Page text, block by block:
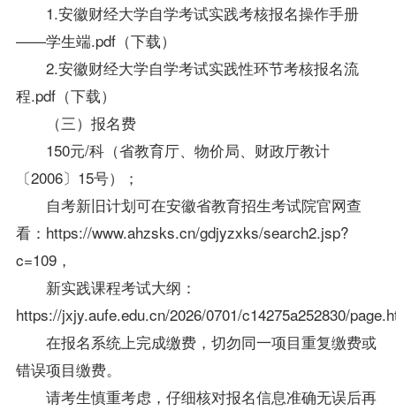
1.安徽财经大学自学考试实践考核报名操作手册
——学生端.pdf（下载）
2.安徽财经大学自学考试实践性环节考核报名流
程.pdf（下载）
（三）报名费
150元/科（省教育厅、物价局、财政厅教计
〔2006〕 15号）；
自考新旧计划可在安徽省教育招生考试院官网查
看： https://www.ahzsks.cn/gdjyzxks/search2.jsp?
c=109，
新实践课程考试大纲：
https://jxjy.aufe.edu.cn/2026/0701/c14275a252830/
在报名系统上完成缴费，切勿同一项目重复缴费或
错误项目缴费。
请考生慎重考虑，仔细核对报名信息准确无误后再